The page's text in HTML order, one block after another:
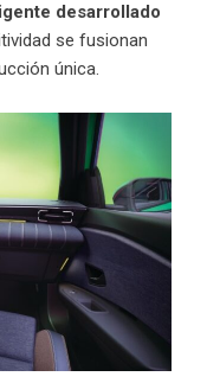
desarrollado
se fusionan
única.